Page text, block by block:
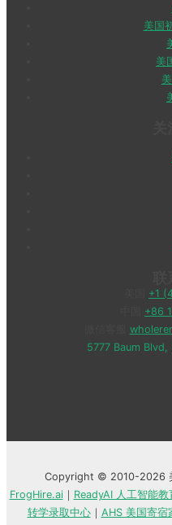
美国
美
+1
+86
5777 Baum
Copyright © 2010-2026
FrogHire.ai｜ ReadyAI 人工智能教
转学录取中心｜ AHS 美国寄宿